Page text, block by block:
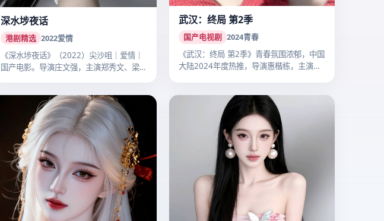
深水埗夜话
港剧精选 2022爱情
《深水埗夜话》（2022）尖沙咀｜爱情｜
国产电影。导演庄文强，主演郑秀文、梁朝
武汉：终局 第2季
国产电视剧 2024青春
《武汉：终局 第2季》青春氛围浓郁，中国
大陆2024年度热推，导演惠楷栋，主演